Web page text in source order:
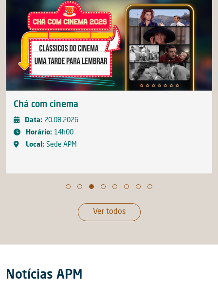
Chá com cinema
Data: 20.08.2026
Horário: 14h00
Local: Sede APM
Ver todos
Notícias APM